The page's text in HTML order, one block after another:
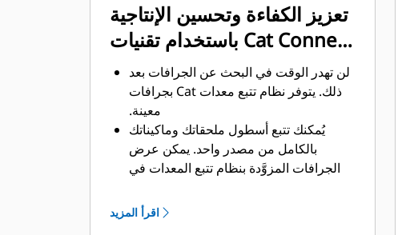
تعزيز الكفاءة وتحسين الإنتاجية
باستخدام تقنيات Cat Connect
المتكاملة
لن تهدر الوقت في البحث عن الجرافات بعد
ذلك. ‏‫يتوفر نظام تتبع معدات Cat بجرافات
معينة.
يُمكنك تتبع أسطول ملحقاتك وماكيناتك
بالكامل من مصدر واحد.‬ يمكن عرض
الجرافات المزوَّدة بنظام تتبع المعدات في
يُمكنك تأمين معداتك. ترسل الجرافات
اقرأ المزيد